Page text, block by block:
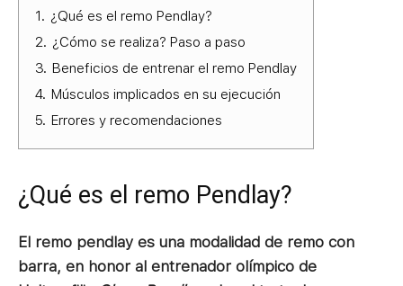
1. ¿Qué es el remo Pendlay?
2. ¿Cómo se realiza? Paso a paso
3. Beneficios de entrenar el remo Pendlay
4. Músculos implicados en su ejecución
5. Errores y recomendaciones
¿Qué es el remo Pendlay?
El remo pendlay es una modalidad de remo con
barra, en honor al entrenador olímpico de